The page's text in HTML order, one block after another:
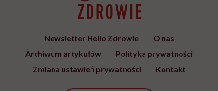
Newsletter Hello Zdrowie
O nas
Archiwum artykułów
Polityka prywatności
Zmiana ustawień prywatności
Kontakt